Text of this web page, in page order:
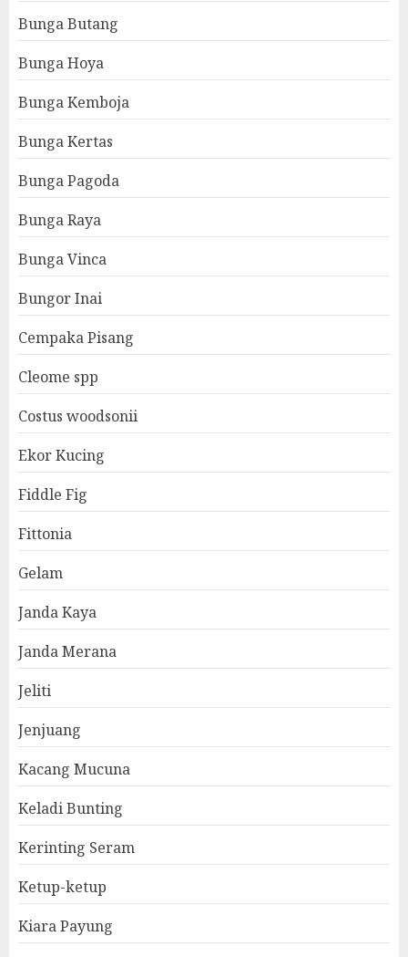
Bunga Butang
Bunga Hoya
Bunga Kemboja
Bunga Kertas
Bunga Pagoda
Bunga Raya
Bunga Vinca
Bungor Inai
Cempaka Pisang
Cleome spp
Costus woodsonii
Ekor Kucing
Fiddle Fig
Fittonia
Gelam
Janda Kaya
Janda Merana
Jeliti
Jenjuang
Kacang Mucuna
Keladi Bunting
Kerinting Seram
Ketup-ketup
Kiara Payung